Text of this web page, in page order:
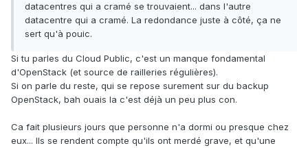
datacentres qui a cramé se trouvaient... dans l'autre
datacentre qui a cramé. La redondance juste à côté, ça ne
sert qu'à pouic.
Si tu parles du Cloud Public, c'est un manque fondamental
d'OpenStack (et source de railleries régulières).
Si on parle du reste, qui se repose surement sur du backup
OpenStack, bah ouais la c'est déjà un peu plus con.
Ca fait plusieurs jours que personne n'a dormi ou presque chez
eux... Ils se rendent compte qu'ils ont merdé grave, et qu'une